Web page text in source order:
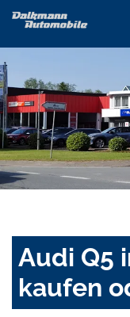
Audi Q5
kaufen